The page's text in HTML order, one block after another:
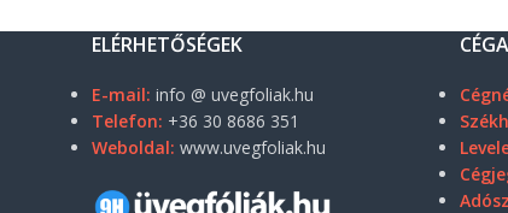
ELÉRHETŐSÉGEK
E-mail: info @ uvegfoliak.hu
Telefon: +36 30 8686 351
Weboldal: www.uvegfoliak.hu